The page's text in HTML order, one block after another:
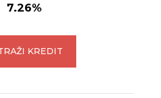
7.26%
KREDIT